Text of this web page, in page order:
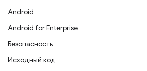
Android
Android for Enterprise
Безопасность
Исходный код